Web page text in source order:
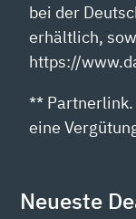
bei der
erhältlich,
https://
**
eine
Neueste